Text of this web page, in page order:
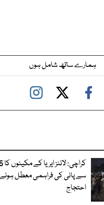
ہمارے ساتھ شامل ہوں
سے پانی کی فراہمی معطل ہونے
احتجاج